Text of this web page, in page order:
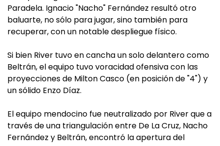
Paradela. Ignacio "Nacho" Fernández resultó otro
baluarte, no sólo para jugar, sino también para
recuperar, con un notable despliegue físico.
Si bien River tuvo en cancha un solo delantero como
Beltrán, el equipo tuvo voracidad ofensiva con las
proyecciones de Milton Casco (en posición de "4") y
un sólido Enzo Díaz.
El equipo mendocino fue neutralizado por River que a
través de una triangulación entre De La Cruz, Nacho
Fernández y Beltrán, encontró la apertura del